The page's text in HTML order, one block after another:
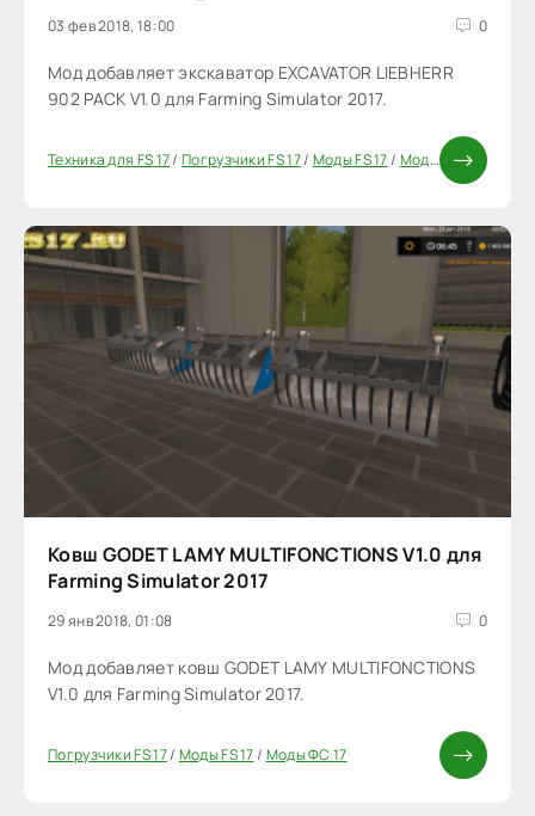
03 фев 2018, 18:00 0
Мод добавляет экскаватор EXCAVATOR LIEBHERR
902 PACK V1.0 для Farming Simulator 2017.
Техника для FS 17/Погрузчики FS 17/ Моды FS 17/ Моды ФС 17 /
Ковш GODET LAMY MULTIFONCTIONS V1.0 для
Farming Simulator 2017
29 янв 2018, 01:08 0
Мод добавляет ковш GODET LAMY MULTIFONCTIONS
V1.0 для Farming Simulator 2017.
Погрузчики FS 17/ Моды FS 17/ Моды ФС 17